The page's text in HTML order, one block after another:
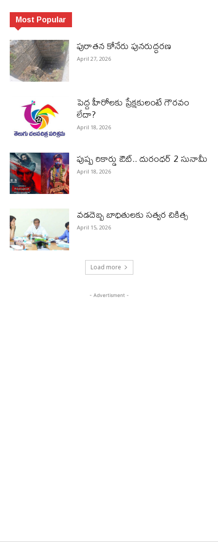
Most Popular
పురాత‌న కోనేరు పున‌రుద్ధ‌ర‌ణ
April 27, 2026
పెద్ద హీరోల‌కు ప్రేక్ష‌కులంటే గౌర‌వం
లేదా?
April 18, 2026
పుష్ప రికార్డు ఔట్‌.. దురంధ‌ర్ 2 సునామీ
April 18, 2026
వడదెబ్బ బాధితులకు సత్వర చికిత్స
April 15, 2026
Load more
- Advertisment -